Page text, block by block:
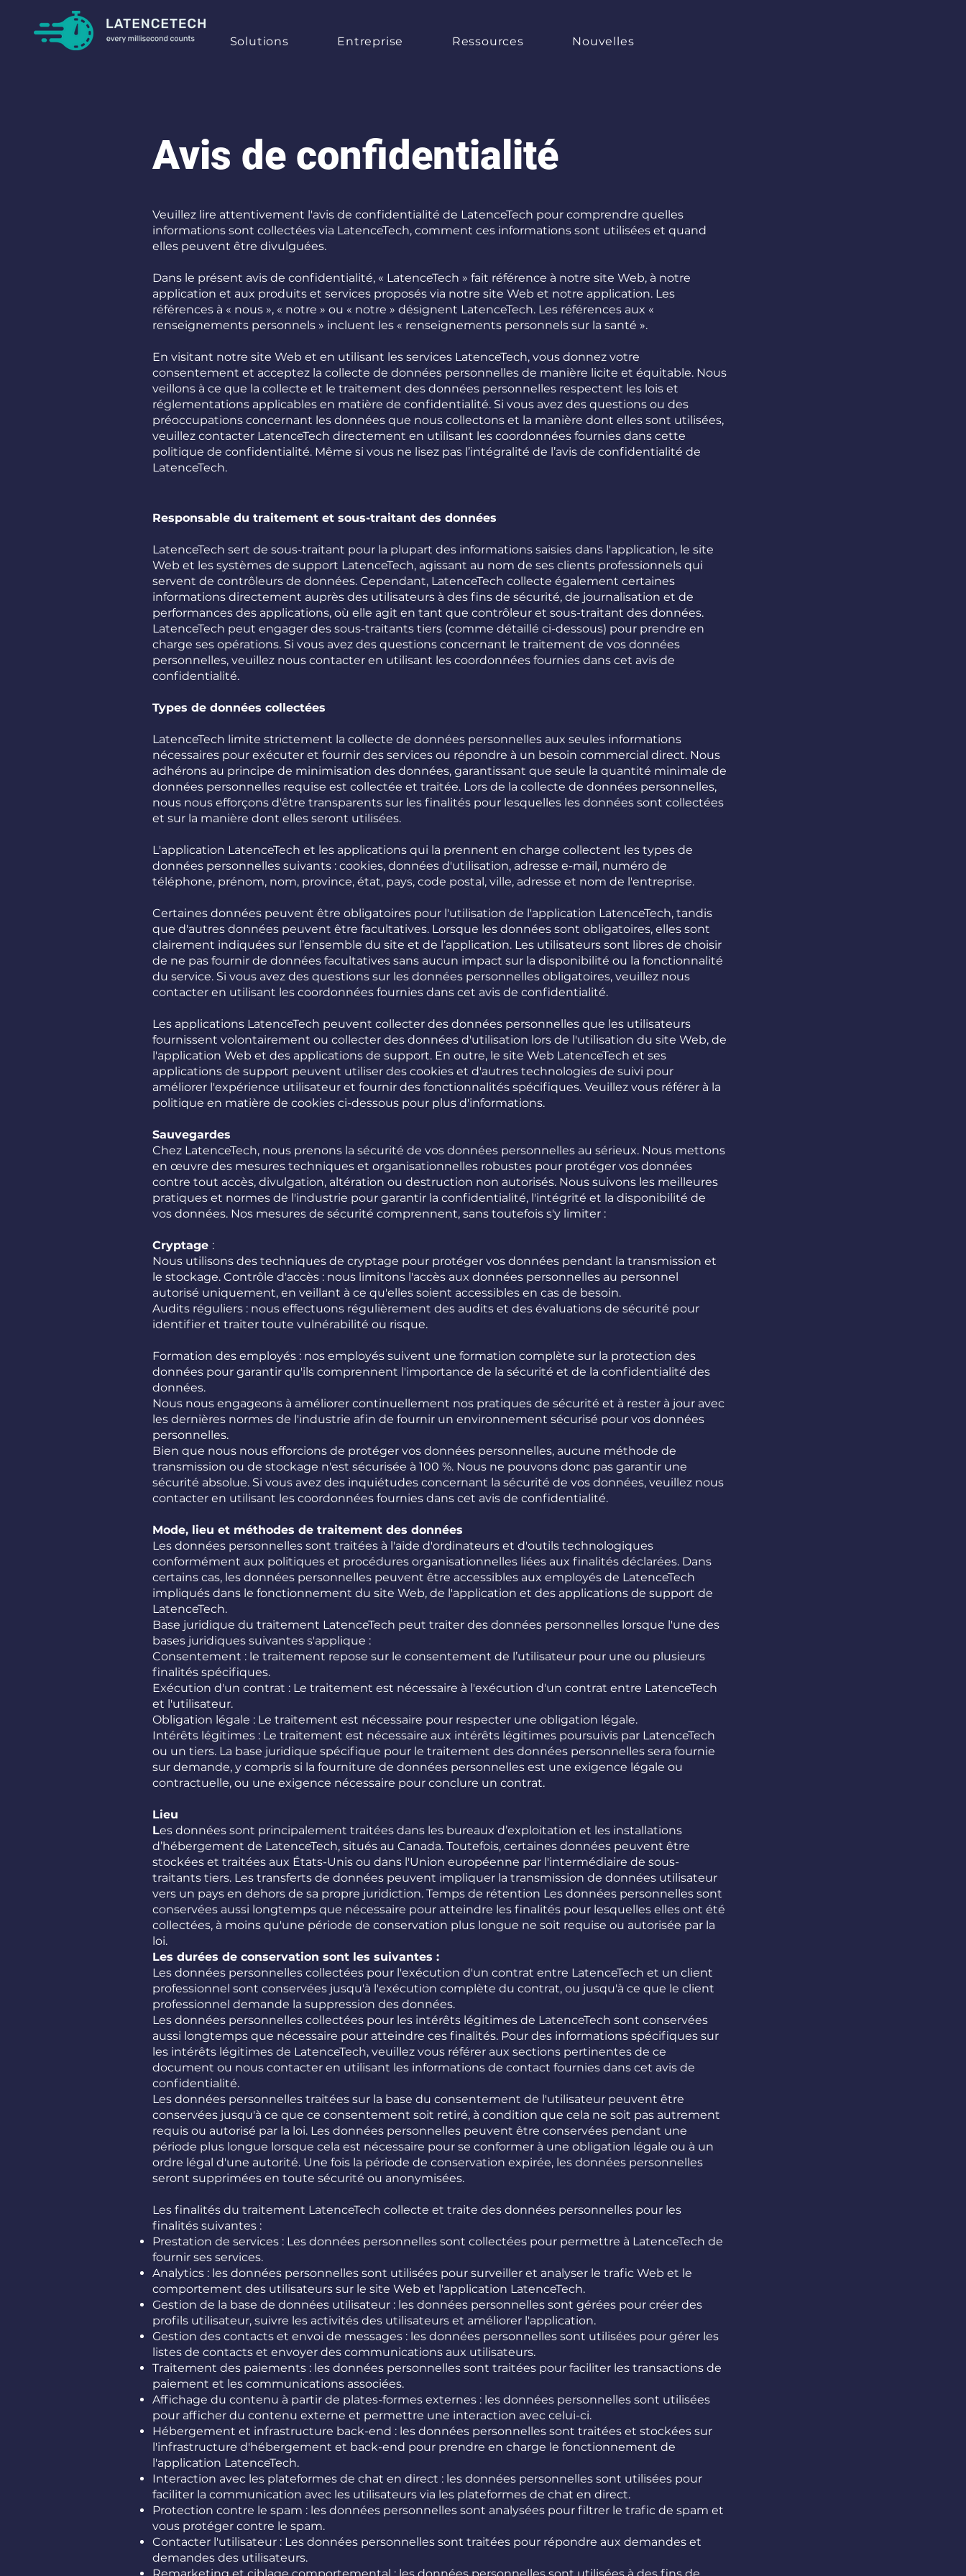
Solutions Entreprise Ressources Nouvelles
Avis de confidentialité
Veuillez lire attentivement l'avis de confidentialité de LatenceTech pour comprendre quelles
informations sont collectées via LatenceTech, comment ces informations sont utilisées et quand
elles peuvent être divulguées.
Dans le présent avis de confidentialité, « LatenceTech » fait référence à notre site Web, à notre
application et aux produits et services proposés via notre site Web et notre application. Les
références à « nous », « notre » ou « notre » désignent LatenceTech. Les références aux «
renseignements personnels » incluent les « renseignements personnels sur la santé ».
En visitant notre site Web et en utilisant les services LatenceTech, vous donnez votre
consentement et acceptez la collecte de données personnelles de manière licite et équitable. Nous
veillons à ce que la collecte et le traitement des données personnelles respectent les lois et
réglementations applicables en matière de confidentialité. Si vous avez des questions ou des
préoccupations concernant les données que nous collectons et la manière dont elles sont utilisées,
veuillez contacter LatenceTech directement en utilisant les coordonnées fournies dans cette
politique de confidentialité. Même si vous ne lisez pas l’intégralité de l’avis de confidentialité de
LatenceTech.
Responsable du traitement et sous-traitant des données
LatenceTech sert de sous-traitant pour la plupart des informations saisies dans l'application, le site
Web et les systèmes de support LatenceTech, agissant au nom de ses clients professionnels qui
servent de contrôleurs de données. Cependant, LatenceTech collecte également certaines
informations directement auprès des utilisateurs à des fins de sécurité, de journalisation et de
performances des applications, où elle agit en tant que contrôleur et sous-traitant des données.
LatenceTech peut engager des sous-traitants tiers (comme détaillé ci-dessous) pour prendre en
charge ses opérations. Si vous avez des questions concernant le traitement de vos données
personnelles, veuillez nous contacter en utilisant les coordonnées fournies dans cet avis de
confidentialité. ​
Types de données collectées
LatenceTech limite strictement la collecte de données personnelles aux seules informations
nécessaires pour exécuter et fournir des services ou répondre à un besoin commercial direct. Nous
adhérons au principe de minimisation des données, garantissant que seule la quantité minimale de
données personnelles requise est collectée et traitée. Lors de la collecte de données personnelles,
nous nous efforçons d'être transparents sur les finalités pour lesquelles les données sont collectées
et sur la manière dont elles seront utilisées.
L'application LatenceTech et les applications qui la prennent en charge collectent les types de
données personnelles suivants : cookies, données d'utilisation, adresse e-mail, numéro de
téléphone, prénom, nom, province, état, pays, code postal, ville, adresse et nom de l'entreprise.
Certaines données peuvent être obligatoires pour l'utilisation de l'application LatenceTech, tandis
que d'autres données peuvent être facultatives. Lorsque les données sont obligatoires, elles sont
clairement indiquées sur l’ensemble du site et de l’application. Les utilisateurs sont libres de choisir
de ne pas fournir de données facultatives sans aucun impact sur la disponibilité ou la fonctionnalité
du service. Si vous avez des questions sur les données personnelles obligatoires, veuillez nous
contacter en utilisant les coordonnées fournies dans cet avis de confidentialité.
Les applications LatenceTech peuvent collecter des données personnelles que les utilisateurs
fournissent volontairement ou collecter des données d'utilisation lors de l'utilisation du site Web, de
l'application Web et des applications de support. En outre, le site Web LatenceTech et ses
applications de support peuvent utiliser des cookies et d'autres technologies de suivi pour
améliorer l'expérience utilisateur et fournir des fonctionnalités spécifiques. Veuillez vous référer à la
politique en matière de cookies ci-dessous pour plus d'informations.
Sauvegardes
Chez LatenceTech, nous prenons la sécurité de vos données personnelles au sérieux. Nous mettons
en œuvre des mesures techniques et organisationnelles robustes pour protéger vos données
contre tout accès, divulgation, altération ou destruction non autorisés. Nous suivons les meilleures
pratiques et normes de l'industrie pour garantir la confidentialité, l'intégrité et la disponibilité de
vos données. Nos mesures de sécurité comprennent, sans toutefois s'y limiter :
Cryptage :
Nous utilisons des techniques de cryptage pour protéger vos données pendant la transmission et
le stockage. Contrôle d'accès : nous limitons l'accès aux données personnelles au personnel
autorisé uniquement, en veillant à ce qu'elles soient accessibles en cas de besoin.
Audits réguliers : nous effectuons régulièrement des audits et des évaluations de sécurité pour
identifier et traiter toute vulnérabilité ou risque.
Formation des employés : nos employés suivent une formation complète sur la protection des
données pour garantir qu'ils comprennent l'importance de la sécurité et de la confidentialité des
données.
Nous nous engageons à améliorer continuellement nos pratiques de sécurité et à rester à jour avec
les dernières normes de l'industrie afin de fournir un environnement sécurisé pour vos données
personnelles.
Bien que nous nous efforcions de protéger vos données personnelles, aucune méthode de
transmission ou de stockage n'est sécurisée à 100 %. Nous ne pouvons donc pas garantir une
sécurité absolue. Si vous avez des inquiétudes concernant la sécurité de vos données, veuillez nous
contacter en utilisant les coordonnées fournies dans cet avis de confidentialité.
Mode, lieu et méthodes de traitement des données
Les données personnelles sont traitées à l'aide d'ordinateurs et d'outils technologiques
conformément aux politiques et procédures organisationnelles liées aux finalités déclarées. Dans
certains cas, les données personnelles peuvent être accessibles aux employés de LatenceTech
impliqués dans le fonctionnement du site Web, de l'application et des applications de support de
LatenceTech. ​
Base juridique du traitement LatenceTech peut traiter des données personnelles lorsque l'une des
bases juridiques suivantes s'applique :
Consentement : le traitement repose sur le consentement de l’utilisateur pour une ou plusieurs
finalités spécifiques.
Exécution d'un contrat : Le traitement est nécessaire à l'exécution d'un contrat entre LatenceTech
et l'utilisateur.
Obligation légale : Le traitement est nécessaire pour respecter une obligation légale.
Intérêts légitimes : Le traitement est nécessaire aux intérêts légitimes poursuivis par LatenceTech
ou un tiers. La base juridique spécifique pour le traitement des données personnelles sera fournie
sur demande, y compris si la fourniture de données personnelles est une exigence légale ou
contractuelle, ou une exigence nécessaire pour conclure un contrat.
Lieu
Les données sont principalement traitées dans les bureaux d’exploitation et les installations
d’hébergement de LatenceTech, situés au Canada. Toutefois, certaines données peuvent être
stockées et traitées aux États-Unis ou dans l'Union européenne par l'intermédiaire de sous-
traitants tiers. Les transferts de données peuvent impliquer la transmission de données utilisateur
vers un pays en dehors de sa propre juridiction. Temps de rétention Les données personnelles sont
conservées aussi longtemps que nécessaire pour atteindre les finalités pour lesquelles elles ont été
collectées, à moins qu'une période de conservation plus longue ne soit requise ou autorisée par la
loi.
Les durées de conservation sont les suivantes :
Les données personnelles collectées pour l'exécution d'un contrat entre LatenceTech et un client
professionnel sont conservées jusqu'à l'exécution complète du contrat, ou jusqu'à ce que le client
professionnel demande la suppression des données.
Les données personnelles collectées pour les intérêts légitimes de LatenceTech sont conservées
aussi longtemps que nécessaire pour atteindre ces finalités. Pour des informations spécifiques sur
les intérêts légitimes de LatenceTech, veuillez vous référer aux sections pertinentes de ce
document ou nous contacter en utilisant les informations de contact fournies dans cet avis de
confidentialité.
Les données personnelles traitées sur la base du consentement de l'utilisateur peuvent être
conservées jusqu'à ce que ce consentement soit retiré, à condition que cela ne soit pas autrement
requis ou autorisé par la loi. Les données personnelles peuvent être conservées pendant une
période plus longue lorsque cela est nécessaire pour se conformer à une obligation légale ou à un
ordre légal d'une autorité. Une fois la période de conservation expirée, les données personnelles
seront supprimées en toute sécurité ou anonymisées.
Les finalités du traitement LatenceTech collecte et traite des données personnelles pour les
finalités suivantes :
Prestation de services : Les données personnelles sont collectées pour permettre à LatenceTech de
fournir ses services.
Analytics : les données personnelles sont utilisées pour surveiller et analyser le trafic Web et le
comportement des utilisateurs sur le site Web et l'application LatenceTech.
Gestion de la base de données utilisateur : les données personnelles sont gérées pour créer des
profils utilisateur, suivre les activités des utilisateurs et améliorer l'application.
Gestion des contacts et envoi de messages : les données personnelles sont utilisées pour gérer les
listes de contacts et envoyer des communications aux utilisateurs.
Traitement des paiements : les données personnelles sont traitées pour faciliter les transactions de
paiement et les communications associées.
Affichage du contenu à partir de plates-formes externes : les données personnelles sont utilisées
pour afficher du contenu externe et permettre une interaction avec celui-ci.
Hébergement et infrastructure back-end : les données personnelles sont traitées et stockées sur
l'infrastructure d'hébergement et back-end pour prendre en charge le fonctionnement de
l'application LatenceTech.
Interaction avec les plateformes de chat en direct : les données personnelles sont utilisées pour
faciliter la communication avec les utilisateurs via les plateformes de chat en direct.
Protection contre le spam : les données personnelles sont analysées pour filtrer le trafic de spam et
vous protéger contre le spam.
Contacter l'utilisateur : Les données personnelles sont traitées pour répondre aux demandes et
demandes des utilisateurs.